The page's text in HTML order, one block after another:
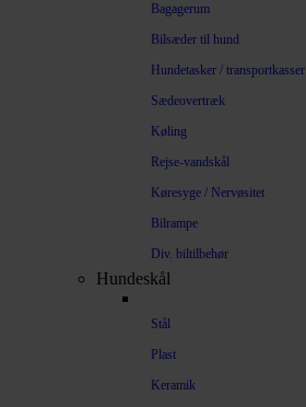
Bagagerum
Bilsæder til hund
Hundetasker / transportkasser
Sædeovertræk
Køling
Rejse-vandskål
Køresyge / Nervøsitet
Bilrampe
Div. biltilbehør
Hundeskål
Stål
Plast
Keramik